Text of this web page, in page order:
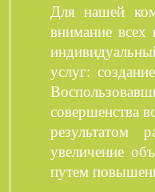
Для нашей
внимание всех
услуг:
совершенства
результатом
увеличение
путем